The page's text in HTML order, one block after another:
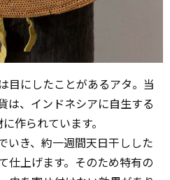
目にしたことがあるアタ。当
は、インドネシアに自生する
作られています。
いき、約一週間天日干しした
仕上げます。そのため特有の